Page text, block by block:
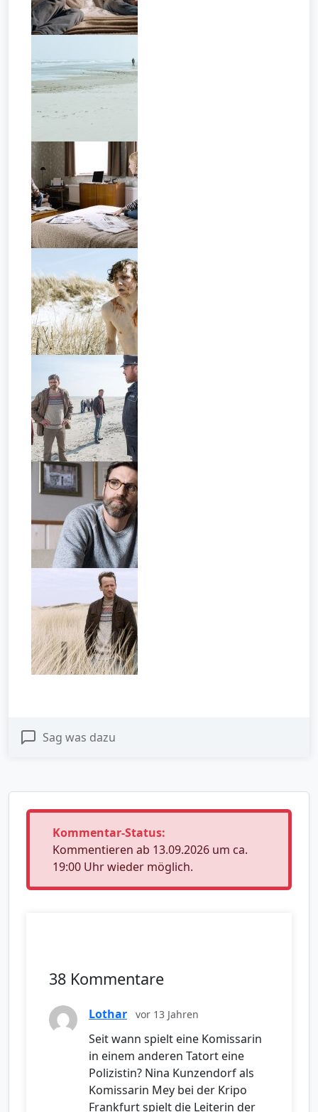
Sag was dazu
Kommentar-Status:
Kommentieren ab 13.09.2026 um ca.
19:00 Uhr wieder möglich.
38 Kommentare
Lothar vor 13 Jahren
Seit wann spielt eine Komissarin
in einem anderen Tatort eine
Polizistin? Nina Kunzendorf als
Komissarin Mey bei der Kripo
Frankfurt spielt die Leiterin der